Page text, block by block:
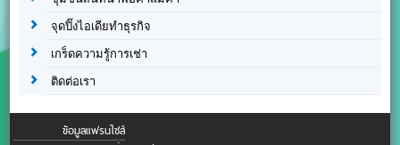
จุดปิ๊งไอเดียทำธุรกิจ
เกร็ดความรู้การเช่า
ติดต่อเรา
ข้อมูลแฟรนไชส์